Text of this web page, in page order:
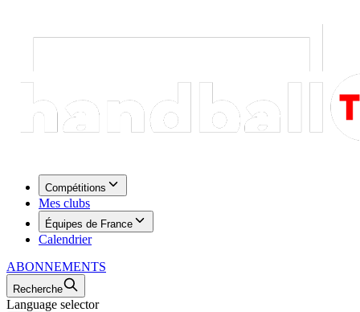
Compétitions
Mes clubs
Équipes de France
Calendrier
ABONNEMENTS
Recherche
Language selector